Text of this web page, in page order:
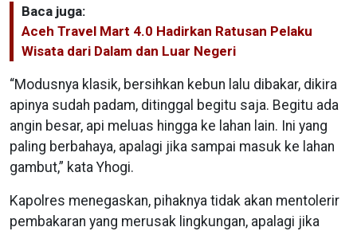
Baca juga:
Aceh Travel Mart 4.0 Hadirkan Ratusan Pelaku
Wisata dari Dalam dan Luar Negeri
“Modusnya klasik, bersihkan kebun lalu dibakar, dikira
apinya sudah padam, ditinggal begitu saja. Begitu ada
angin besar, api meluas hingga ke lahan lain. Ini yang
paling berbahaya, apalagi jika sampai masuk ke lahan
gambut,” kata Yhogi.
Kapolres menegaskan, pihaknya tidak akan mentolerir
pembakaran yang merusak lingkungan, apalagi jika